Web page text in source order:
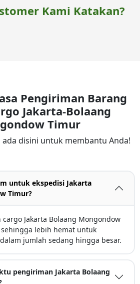
Kami Katakan?
Pengiriman Barang
Jakarta-Bolaang
Timur
ada disini untuk membantu Anda!
untuk ekspedisi Jakarta
Timur?
Jakarta Bolaang Mongondow
lebih hemat untuk
jumlah sedang hingga besar.
pengiriman Jakarta Bolaang